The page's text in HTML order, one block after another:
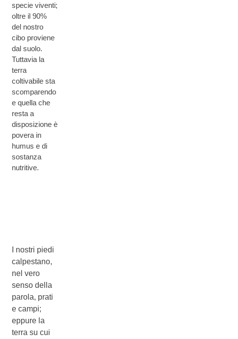
specie viventi;
oltre il 90%
del nostro
cibo proviene
dal suolo.
Tuttavia la
terra
coltivabile sta
scomparendo
e quella che
resta a
disposizione è
povera in
humus e di
sostanza
nutritive.
I nostri piedi
calpestano,
nel vero
senso della
parola, prati
e campi;
eppure la
terra su cui